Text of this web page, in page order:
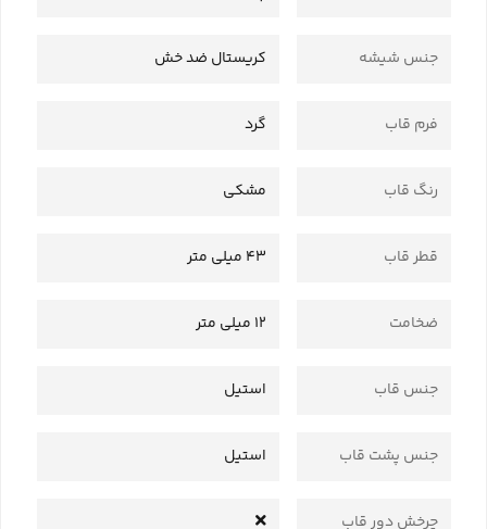
جنس شیشه کریستال ضد خش
فرم قاب گرد
رنگ قاب مشکی
قطر قاب 43 میلی متر
ضخامت 12 میلی متر
جنس قاب استیل
جنس پشت قاب استیل
چرخش دور قاب